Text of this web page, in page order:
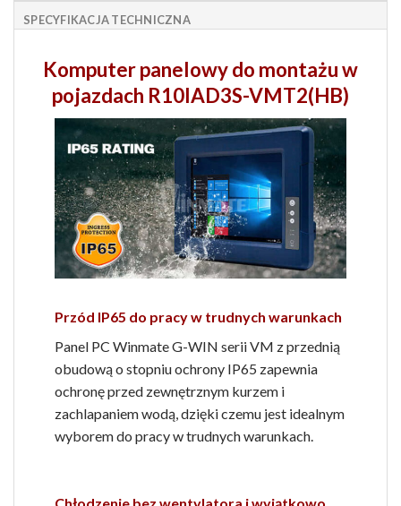
SPECYFIKACJA TECHNICZNA
Komputer panelowy do montażu w
pojazdach R10IAD3S-VMT2(HB)
Przód IP65 do pracy w trudnych warunkach
Panel PC Winmate G-WIN serii VM z przednią
obudową o stopniu ochrony IP65 zapewnia
ochronę przed zewnętrznym kurzem i
zachlapaniem wodą, dzięki czemu jest idealnym
wyborem do pracy w trudnych warunkach.